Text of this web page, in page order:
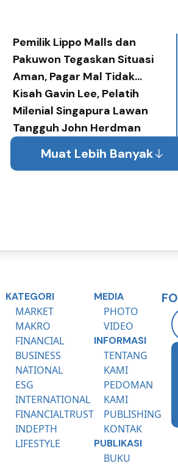
Pemilik Lippo Malls dan
Pakuwon Tegaskan Situasi
Aman, Pagar Mal Tidak
Diperlukan
Kisah Gavin Lee, Pelatih
Milenial Singapura Lawan
Tangguh John Herdman
Muat Lebih Banyak
KATEGORI
MARKET
MAKRO
FINANCIAL
BUSINESS
NATIONAL
ESG
INTERNATIONAL
FINANCIALTRUST
INDEPTH
LIFESTYLE
MEDIA
PHOTO
VIDEO
INFORMASI
TENTANG
KAMI
PEDOMAN
KAMI
PUBLISHING
KONTAK
PUBLIKASI
BUKU